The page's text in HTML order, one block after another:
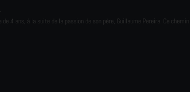
de 4 ans, à la suite de la passion de son père, Guillaume Pereira. Ce